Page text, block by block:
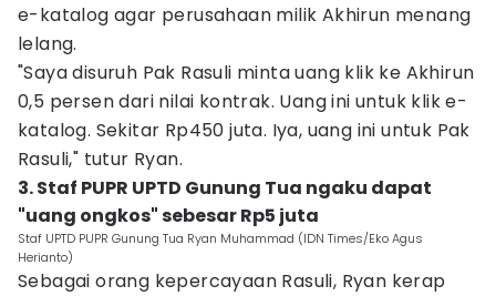
e-katalog agar perusahaan milik Akhirun menang
lelang.
"Saya disuruh Pak Rasuli minta uang klik ke Akhirun
0,5 persen dari nilai kontrak. Uang ini untuk klik e-
katalog. Sekitar Rp450 juta. Iya, uang ini untuk Pak
Rasuli," tutur Ryan.
3. Staf PUPR UPTD Gunung Tua ngaku dapat
"uang ongkos" sebesar Rp5 juta
Staf UPTD PUPR Gunung Tua Ryan Muhammad (IDN Times/Eko Agus
Herianto)
Sebagai orang kepercayaan Rasuli, Ryan kerap